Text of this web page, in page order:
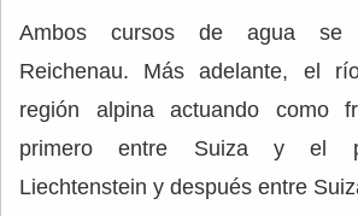
Ambos cursos de agua se
Reichenau. Más adelante, el
región alpina actuando como
primero entre Suiza y el
Liechtenstein y después entre